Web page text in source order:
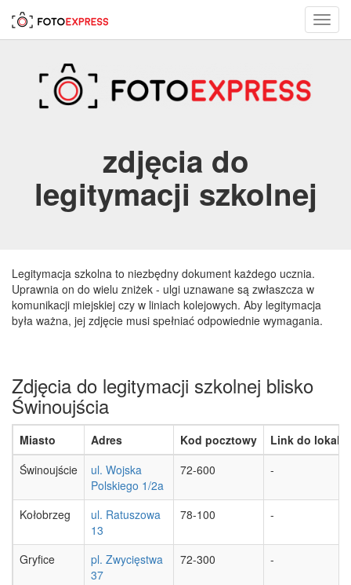
zdjęcia do
legitymacji szkolnej
Legitymacja szkolna to niezbędny dokument każdego ucznia.
Uprawnia on do wielu zniżek - ulgi uznawane są zwłaszcza w
komunikacji miejskiej czy w liniach kolejowych. Aby legitymacja
była ważna, jej zdjęcie musi spełniać odpowiednie wymagania.
Zdjęcia do legitymacji szkolnej blisko
Świnoujścia
Miasto Adres Kod pocztowy
Link do
Świnoujście
ul. Wojska
Polskiego 1/2a
72-600 -
Kołobrzeg
ul. Ratuszowa
13
78-100 -
Gryfice
pl. Zwycięstwa
37
72-300 -